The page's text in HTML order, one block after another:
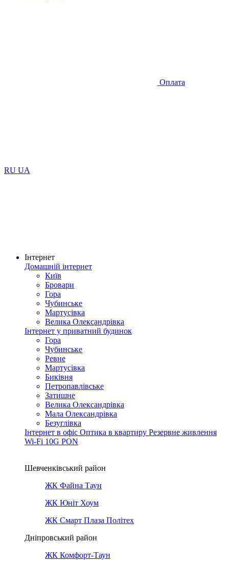
Оплата
RU UA
Інтернет
Домашній інтернет
Київ
Бровари
Гора
Чубинське
Мартусівка
Велика Олександрівка
Інтернет у приватний будинок
Гора
Чубинське
Ревне
Мартусівка
Биківня
Петропавлівське
Затишне
Велика Олександрівка
Мала Олександрівка
Безуглівка
Інтернет в офіс Оптика в квартиру Резервне живлення
Wi-Fi 10G PON
Шевченківський район
ЖК Файна Таун
ЖК Юніт Хоум
ЖК Смарт Плаза Політех
Дніпровський район
ЖК Комфорт-Таун